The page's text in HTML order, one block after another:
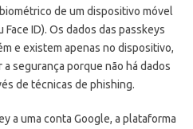
de um dispositivo móvel
ID). Os dados das passkeys
e existem apenas no dispositivo,
segurança porque não há dados
de técnicas de phishing.
a uma conta Google, a plataforma